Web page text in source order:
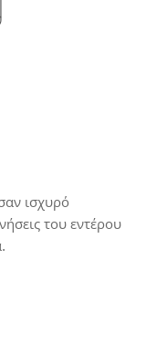
ισχυρό
του εντέρου